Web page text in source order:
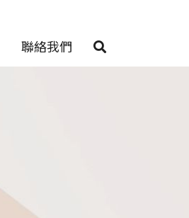
聯絡我們